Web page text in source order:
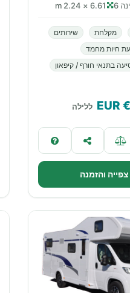
6
6.61 × 2.24 m
מקלחת
שירותים
חיות מחמד
בתנאי חורף / קיפאון
€ EUR ללילה
צפייה והזמנה